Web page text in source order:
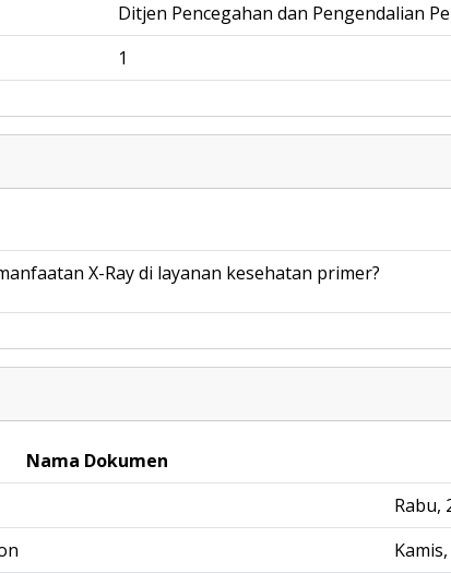
Ditjen Pencegahan dan Pengendalian
1
X-Ray di layanan kesehatan primer?
Nama Dokumen
Rabu,